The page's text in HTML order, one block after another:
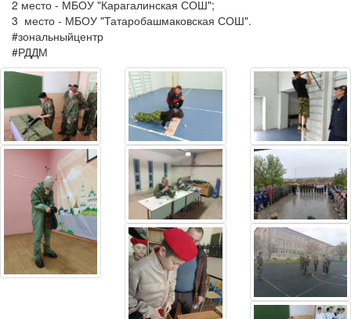
2 место - МБОУ "Карагалинская СОШ";
3 место - МБОУ "Татаробашмаковская СОШ".
#зональныйцентр
#РДДМ